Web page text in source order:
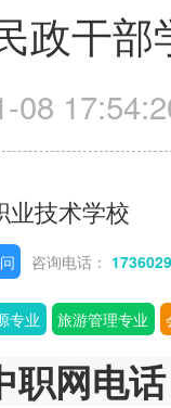
政干
08
业技术学校
咨询电话：
专业 旅游管理专业
职网电